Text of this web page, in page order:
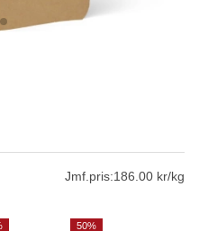
Jmf.pris:186.00 kr/kg
50